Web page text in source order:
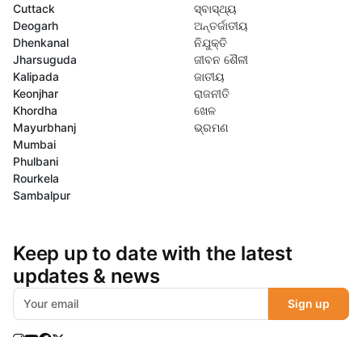
Cuttack
Deogarh
Dhenkanal
Jharsuguda
Kalipada
Keonjhar
Khordha
Mayurbhanj
Mumbai
Phulbani
Rourkela
Sambalpur
ସ୍ବାସ୍ଥ୍ୟ
ଅନ୍ତର୍ଜାତୀୟ
ନିଯୁକ୍ତି
ଜୀବନ ଶୈଳୀ
ଜାତୀୟ
ରାଜନୀତି
ଖେଳ
ଭ୍ରମଣ
Keep up to date with the latest
updates & news
Sign up